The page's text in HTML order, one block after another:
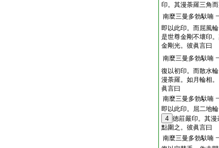
印。其漫荼羅三角
南麼三曼多勃馱喃
即以此印。而屈風
是世尊金剛不壞印
金剛光。彼眞言曰
南麼三曼多勃馱喃
復以初印。而散水
漫荼羅。如月輪相
眞言曰
南麼三曼多勃馱喃
即以此印。屈二地
4 徳莊嚴印。其
點圍之。彼眞言曰
南麼三曼多勃馱喃